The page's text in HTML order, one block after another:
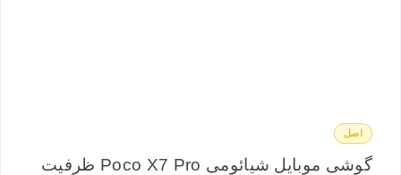
اصل
گوشی موبایل شیائومی Poco X7 Pro ظرفیت